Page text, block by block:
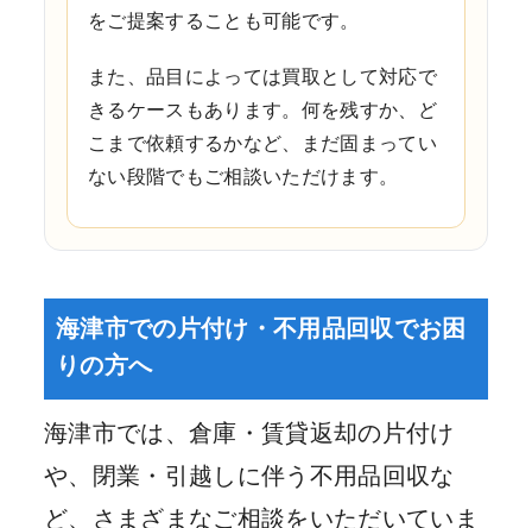
をご提案することも可能です。
また、品目によっては買取として対応で
きるケースもあります。何を残すか、ど
こまで依頼するかなど、まだ固まってい
ない段階でもご相談いただけます。
海津市での片付け・不用品回収でお困
りの方へ
海津市では、倉庫・賃貸返却の片付け
や、閉業・引越しに伴う不用品回収な
ど、さまざまなご相談をいただいていま